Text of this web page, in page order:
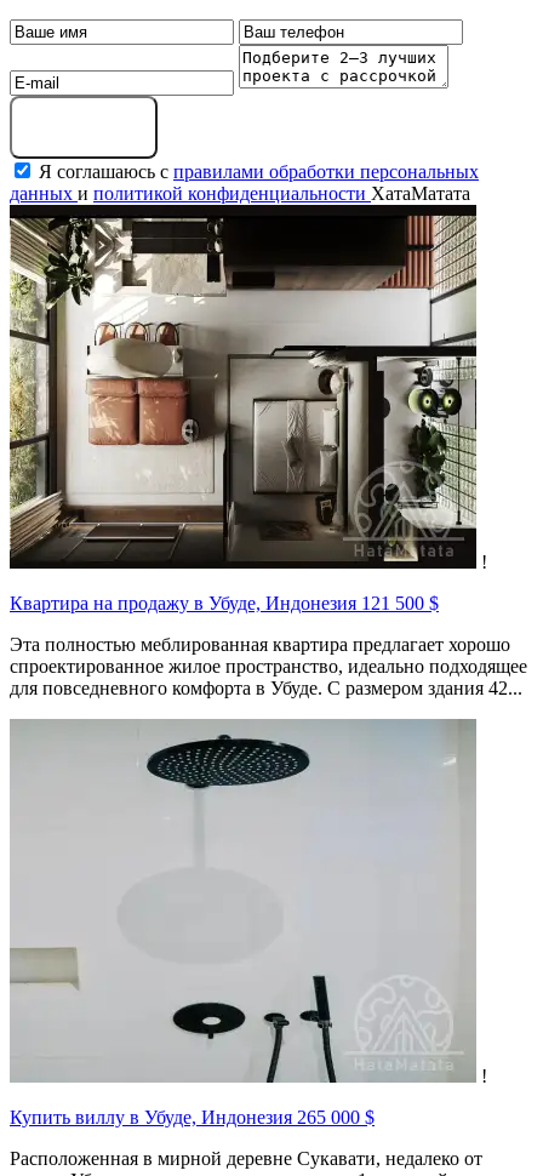
Я соглашаюсь с правилами обработки персональных
данных и политикой конфиденциальности ХатаМатата
!
Квартира на продажу в Убуде, Индонезия 121 500 $
Эта полностью меблированная квартира предлагает хорошо
спроектированное жилое пространство, идеально подходящее
для повседневного комфорта в Убуде. С размером здания 42...
!
Купить виллу в Убуде, Индонезия 265 000 $
Расположенная в мирной деревне Сукавати, недалеко от